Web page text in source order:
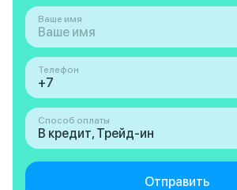
Ваше имя
Телефон
Способ оплаты
В кредит, Трейд-ин
Отправить